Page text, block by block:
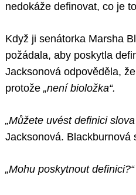
nedokáže definovat, co je
Když ji senátorka Marsha
požádala, aby poskytla
Jacksonová odpověděla,
protože „není bioložka“.
„Můžete uvést definici slova
Jacksonová. Blackburnová
„Mohu poskytnout definici?“